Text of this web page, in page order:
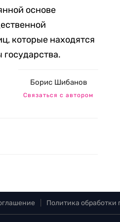
основе
которые находятся
Борис Шибанов
Связаться с автором
Политика